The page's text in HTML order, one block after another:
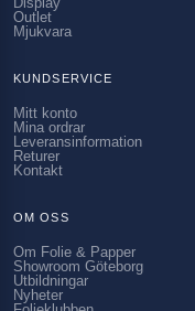
Outlet
Mjukvara
KUNDSERVICE
Mitt konto
Mina ordrar
Leveransinformation
Returer
Kontakt
OM OSS
Om Folie & Papper
Showroom Göteborg
Utbildningar
Nyheter